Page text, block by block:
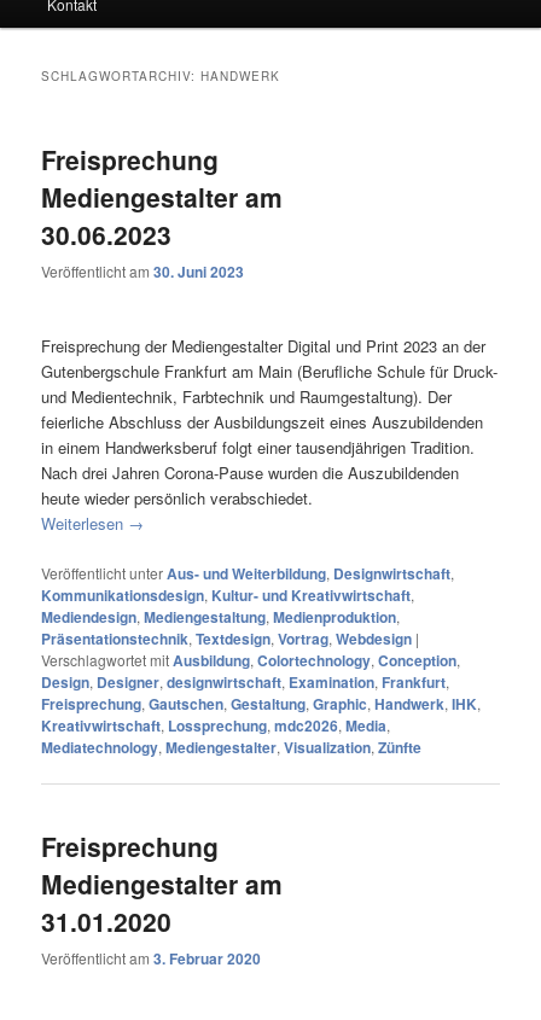
SCHLAGWORTARCHIV:HANDWERK
Freisprechung
Mediengestalter am
30.06.2023
Veröffentlicht am30. Juni 2023
Freisprechung der Mediengestalter Digital und Print 2023 an der
Gutenbergschule Frankfurt am Main (Berufliche Schule für Druck-
und Medientechnik, Farbtechnik und Raumgestaltung). Der
feierliche Abschluss der Ausbildungszeit eines Auszubildenden
in einem Handwerksberuf folgt einer tausendjährigen Tradition.
Nach drei Jahren Corona-Pause wurden die Auszubildenden
heute wieder persönlich verabschiedet.
Weiterlesen →
Veröffentlicht unterAus- und Weiterbildung, Designwirtschaft,
Kommunikationsdesign, Kultur- und Kreativwirtschaft,
Mediendesign,Mediengestaltung,Medienproduktion,
Präsentationstechnik,Textdesign,Vortrag,Webdesign |
Verschlagwortet mitAusbildung,Colortechnology,Conception,
Design, Designer,designwirtschaft, Examination, Frankfurt,
Freisprechung,Gautschen,Gestaltung,Graphic,Handwerk,IHK,
Kreativwirtschaft, Lossprechung,mdc2026,Media,
Mediatechnology,Mediengestalter,Visualization,Zünfte
Freisprechung
Mediengestalter am
31.01.2020
Veröffentlicht am3. Februar 2020